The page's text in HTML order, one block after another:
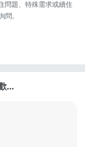
問題、特殊需求或續住
問。
...